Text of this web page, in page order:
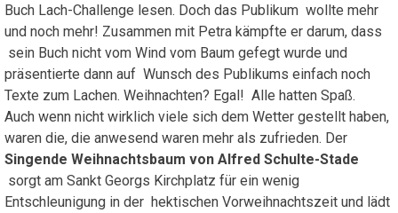
Buch Lach-Challenge lesen. Doch das Publikum wollte mehr
und noch mehr! Zusammen mit Petra kämpfte er darum, dass
sein Buch nicht vom Wind vom Baum gefegt wurde und
präsentierte dann auf Wunsch des Publikums einfach noch
Texte zum Lachen. Weihnachten? Egal! Alle hatten Spaß.
Auch wenn nicht wirklich viele sich dem Wetter gestellt haben,
waren die, die anwesend waren mehr als zufrieden. Der
Singende Weihnachtsbaum von Alfred Schulte-Stade
sorgt am Sankt Georgs Kirchplatz für ein wenig
Entschleunigung in der hektischen Vorweihnachtszeit und lädt